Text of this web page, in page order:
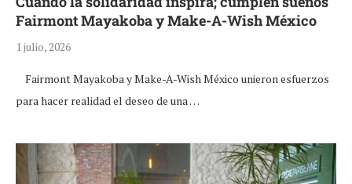
Fairmont Mayakoba y Make-A-Wish México
1 julio, 2026
Fairmont Mayakoba y Make-A-Wish México unieron esfuerzos
para hacer realidad el deseo de una …